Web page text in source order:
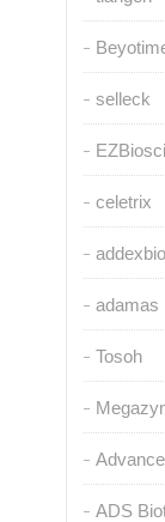
selleck
celetrix
addexbio
adamas
Tosoh
ADS